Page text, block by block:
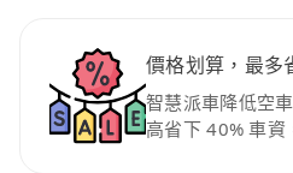
價格划算，最多
智慧派車降低空
高省下 40% 車資